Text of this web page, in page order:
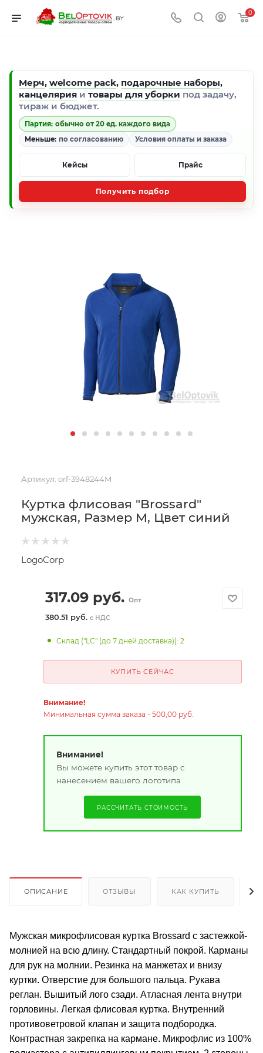
0
Мерч, welcome pack, подарочные наборы,
канцелярия и товары для уборки под задачу,
тираж и бюджет.
Партия: обычно от 20 ед. каждого вида
Меньше: по согласованию Условия оплаты и заказа
Кейсы Прайс
Получить подбор
Артикул: orf-3948244M
Куртка флисовая "Brossard"
мужская, Размер M, Цвет синий
LogoCorp
317.09руб. Опт
380.51 руб. с НДС
Склад ("LC" (до 7 дней доставка)): 2
КУПИТЬ СЕЙЧАС
Внимание!
Минимальная сумма заказа - 500,00 руб.
Внимание!
Вы можете купить этот товар с
нанесением вашего логотипа
РАССЧИТАТЬ СТОИМОСТЬ
ОПИСАНИЕ ОТЗЫВЫ КАК КУПИТЬ
Мужская микрофлисовая куртка Brossard с застежкой-
молнией на всю длину. Стандартный покрой. Карманы
для рук на молнии. Резинка на манжетах и внизу
куртки. Отверстие для большого пальца. Рукава
реглан. Вышитый лого сзади. Атласная лента внутри
горловины. Легкая флисовая куртка. Внутренний
противоветровой клапан и защита подбородка.
Контрастная закрепка на кармане. Микрофлис из 100%